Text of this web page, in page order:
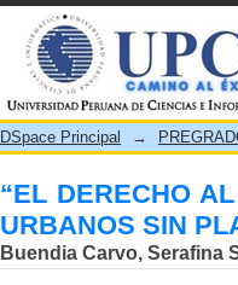
“EL DERECHO
PLANIFICACION
DSpace Principal →
“EL DERECHO
URBANOS SIN
Buendia Carvo, Serafina